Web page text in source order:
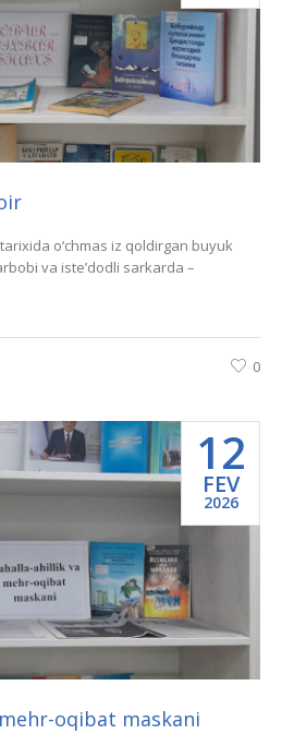
o‘chmas iz qoldirgan buyuk
va iste’dodli sarkarda –
0
12
FEV
2026
oqibat maskani